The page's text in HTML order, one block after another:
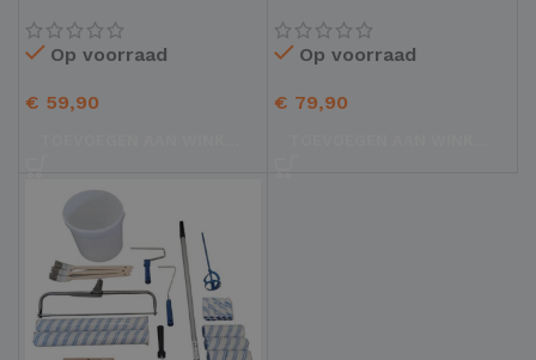
Op voorraad
€ 59,90
Op voorraad
€ 79,90